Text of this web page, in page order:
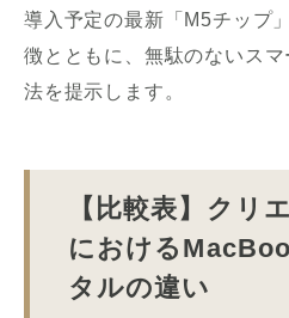
導入予定の最新「M5チップ
徴とともに、無駄のないス
法を提示します。
【比較表】クリ
における
タルの違い